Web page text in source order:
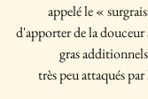
appelé le «
d'apporter de la douceur
gras
très peu attaqués